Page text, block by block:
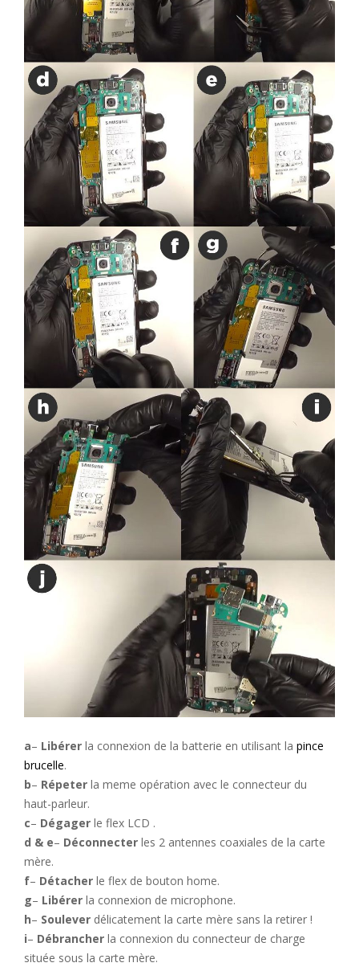
a– Libérer la connexion de la batterie en utilisant la pince
brucelle.
b– Répeter la meme opération avec le connecteur du
haut-parleur.
c– Dégager le flex LCD .
d & e– Déconnecter les 2 antennes coaxiales de la carte
mère.
f– Détacher le flex de bouton home.
g– Libérer la connexion de microphone.
h– Soulever délicatement la carte mère sans la retirer !
i– Débrancher la connexion du connecteur de charge
située sous la carte mère.